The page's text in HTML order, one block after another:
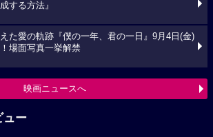
する方法』
た愛の軌跡『僕の一年、君の一日』9月4日(金)
場面写真一挙解禁
映画ニュースへ
ュー